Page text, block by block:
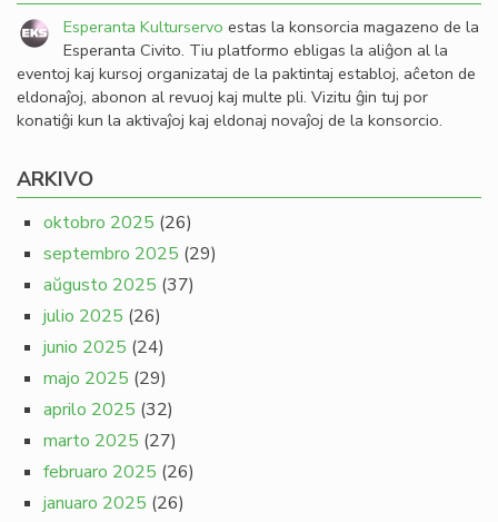
Esperanta Kulturservo estas la konsorcia magazeno de la
Esperanta Civito. Tiu platformo ebligas la aliĝon al la
eventoj kaj kursoj organizataj de la paktintaj establoj, aĉeton de
eldonaĵoj, abonon al revuoj kaj multe pli. Vizitu ĝin tuj por
konatiĝi kun la aktivaĵoj kaj eldonaj novaĵoj de la konsorcio.
ARKIVO
oktobro 2025 (26)
septembro 2025 (29)
aŭgusto 2025 (37)
julio 2025 (26)
junio 2025 (24)
majo 2025 (29)
aprilo 2025 (32)
marto 2025 (27)
februaro 2025 (26)
januaro 2025 (26)